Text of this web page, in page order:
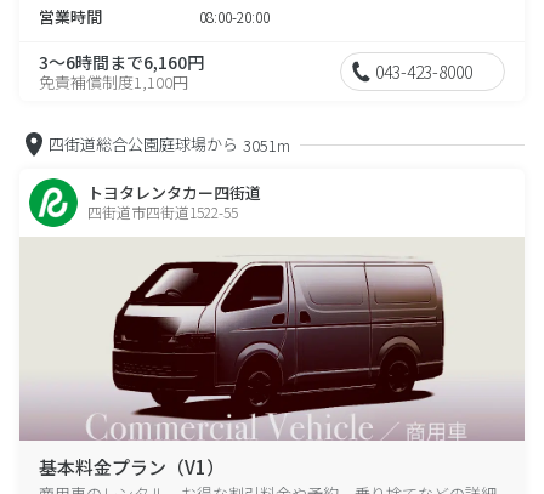
営業時間 08:00-20:00
3～6時間まで6,160円
免責補償制度1,100円 043-423-8000
四街道総合公園庭球場から 3051m
トヨタレンタカー四街道
四街道市四街道1522-55
基本料金プラン（V1）